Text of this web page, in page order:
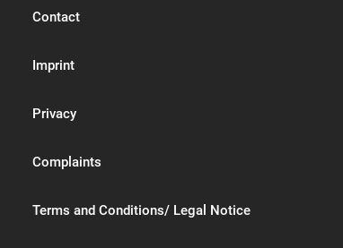
Contact
Imprint
Privacy
Complaints
Terms and Conditions/ Legal Notice